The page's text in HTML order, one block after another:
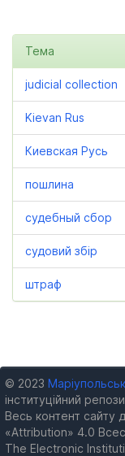
Тема
judicial collection
Kievan Rus
Киевская Русь
пошлина
судебный сбор
судовий збір
штраф
© 2023
інституційний
Весь контент сайту
«Attribution» 4.0
The Electronic